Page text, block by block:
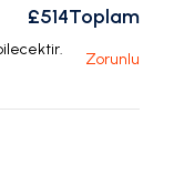
£514Toplam
Zorunlu